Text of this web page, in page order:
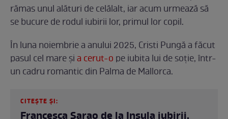
rămas unul alături de celălalt, iar acum urmează să
se bucure de rodul iubirii lor, primul lor copil.
În luna noiembrie a anului 2025, Cristi Pungă a făcut
pasul cel mare șia cerut-o pe iubita lui de soție, într-
un cadru romantic din Palma de Mallorca.
CITEȘTE ȘI: